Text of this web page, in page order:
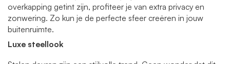
overkapping getint zijn, profiteer je van extra privacy en
zonwering. Zo kun je de perfecte sfeer creëren in jouw
buitenruimte.
Luxe steellook